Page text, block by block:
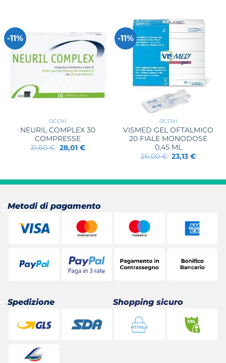
-11%
OCCHI
NEURIL COMPLEX 30
COMPRESSE
31,60€ Il
prezzo
28,01 €Il
-11%
OCCHI
VISMED GEL OFTALMICO
20 FIALE MONODOSE
0,45 ML
26,00€ Il
prezzo
26,00 €.
23,13€Il
23,13 €.
Metodi di pagamento
Spedizione Shopping sicuro